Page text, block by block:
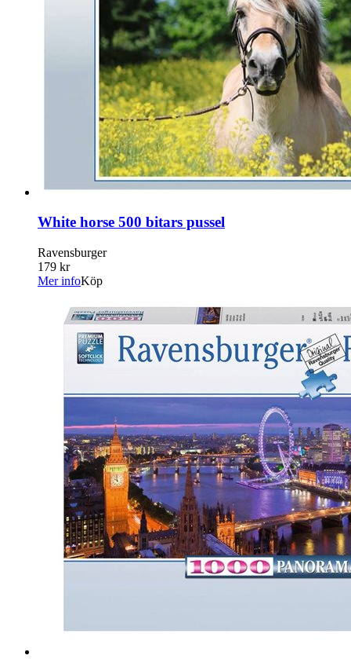
White horse 500 bitars pussel
Ravensburger
179 kr
Mer infoKöp